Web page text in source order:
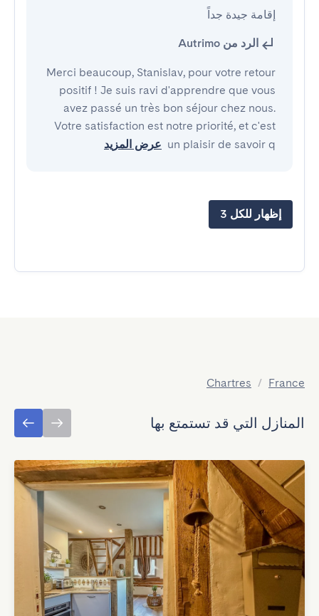
إقامة جيدة جداً
الرد من Autrimo
Merci beaucoup, Stanislav, pour votre retour
positif ! Je suis ravi d'apprendre que vous
avez passé un très bon séjour chez nous.
Votre satisfaction est notre priorité, et c'est
un plaisir de savoir q عرض المزيد
إظهار للكل 3
France
/
Chartres
المنازل التي قد تستمتع بها